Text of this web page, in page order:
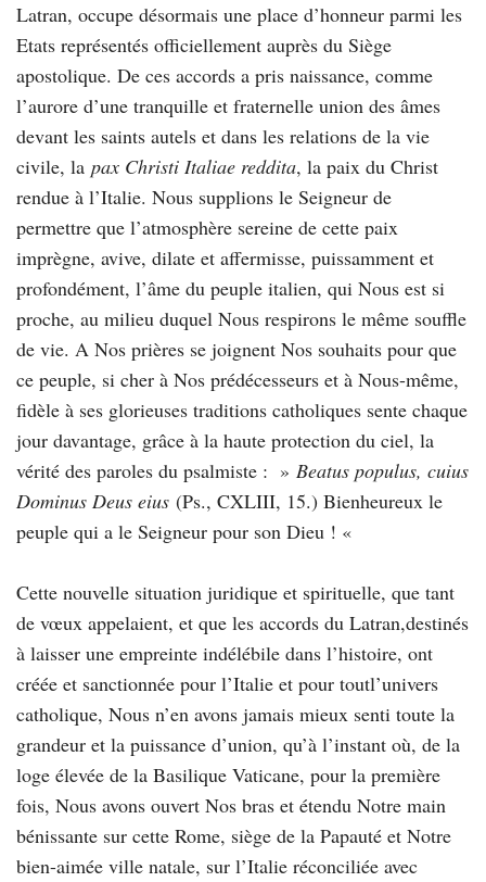
Latran, occupe désormais une place d’honneur parmi les
Etats représentés officiellement auprès du Siège
apostolique. De ces accords a pris naissance, comme
l’aurore d’une tranquille et fraternelle union des âmes
devant les saints autels et dans les relations de la vie
civile, la pax Christi Italiae reddita, la paix du Christ
rendue à l’Italie. Nous supplions le Seigneur de
permettre que l’atmosphère sereine de cette paix
imprègne, avive, dilate et affermisse, puissamment et
profondément, l’âme du peuple italien, qui Nous est si
proche, au milieu duquel Nous respirons le même souffle
de vie. A Nos prières se joignent Nos souhaits pour que
ce peuple, si cher à Nos prédécesseurs et à Nous-même,
fidèle à ses glorieuses traditions catholiques sente chaque
jour davantage, grâce à la haute protection du ciel, la
vérité des paroles du psalmiste : » Beatus populus, cuius
Dominus Deus eius (Ps., CXLIII, 15.) Bienheureux le
peuple qui a le Seigneur pour son Dieu ! «
Cette nouvelle situation juridique et spirituelle, que tant
de vœux appelaient, et que les accords du Latran,destinés
à laisser une empreinte indélébile dans l’histoire, ont
créée et sanctionnée pour l’Italie et pour toutl’univers
catholique, Nous n’en avons jamais mieux senti toute la
grandeur et la puissance d’union, qu’à l’instant où, de la
loge élevée de la Basilique Vaticane, pour la première
fois, Nous avons ouvert Nos bras et étendu Notre main
bénissante sur cette Rome, siège de la Papauté et Notre
bien-aimée ville natale, sur l’Italie réconciliée avec